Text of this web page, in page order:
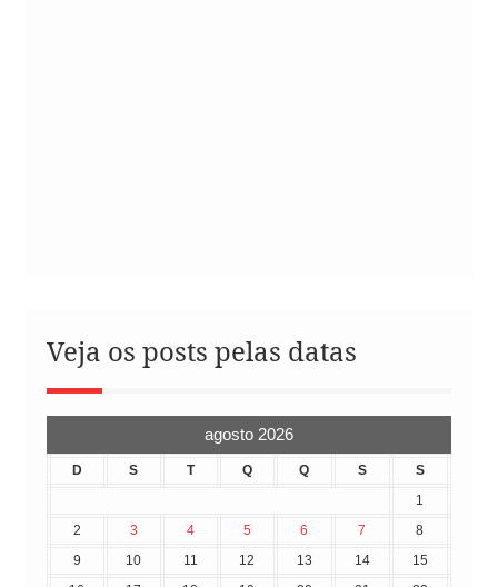
Veja os posts pelas datas
agosto 2026
D S T Q Q S
S
1
2
3 4 5 6 7
8
9
10 11 12 13 14
15